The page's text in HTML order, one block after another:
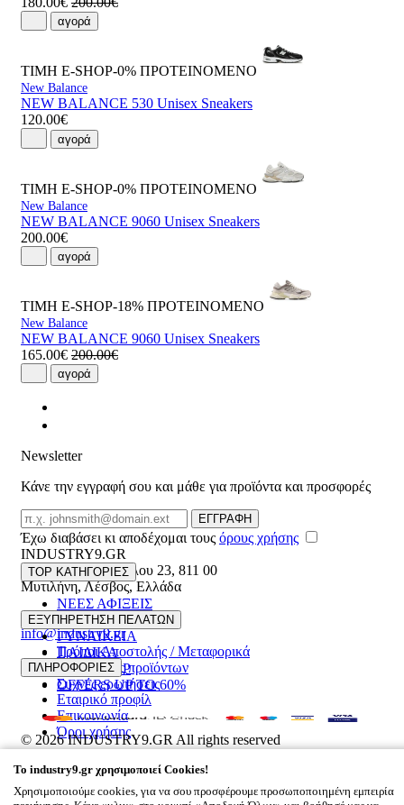
αγορά
ΤΙΜΗ E-SHOP-0% ΠΡΟΤΕΙΝΟΜΕΝΟ
New Balance
NEW BALANCE 530 Unisex Sneakers
120.00€
αγορά
ΤΙΜΗ E-SHOP-0% ΠΡΟΤΕΙΝΟΜΕΝΟ
New Balance
NEW BALANCE 9060 Unisex Sneakers
200.00€
αγορά
ΤΙΜΗ E-SHOP-18% ΠΡΟΤΕΙΝΟΜΕΝΟ
New Balance
NEW BALANCE 9060 Unisex Sneakers
165.00€ 200.00€
αγορά
Newsletter
Κάνε την εγγραφή σου και μάθε για προϊόντα και προσφορές
Email
ΕΓΓΡΑΦΗ
Έχω διαβάσει κι αποδέχομαι τους όρους χρήσης
INDUSTRY9.GR
Ελευθέριου Βενιζέλου 23, 811 00
Μυτιλήνη,Λέσβος,Ελλάδα
22510 55629
info@industry9.gr
TOP ΚΑΤΗΓΟΡΙΕΣ
ΝΕΕΣ ΑΦΙΞΕΙΣ
ΑΝΔΡΙΚΑ
ΓΥΝΑΙΚΕΙΑ
ΠΑΙΔΙΚΑ
ΑΞΕΣΟΥΑΡ
OFFERS UP TO 60%
ΕΞΥΠΗΡΕΤΗΣΗ ΠΕΛΑΤΩΝ
Τρόποι Αποστολής / Μεταφορικά
Επιστροφές προϊόντων
Συχνές ερωτήσεις
ΠΛΗΡΟΦΟΡΙΕΣ
Εταιρικό προφίλ
Επικοινωνία
Όροι χρήσης
© 2026INDUSTRY9.GR All rights reserved
× Το Καλάθι Σου
0
To industry9.gr χρησιμοποιεί Cookies!
Χρησιμοποιούμε cookies, για να σου προσφέρουμε προσωποποιημένη εμπειρία